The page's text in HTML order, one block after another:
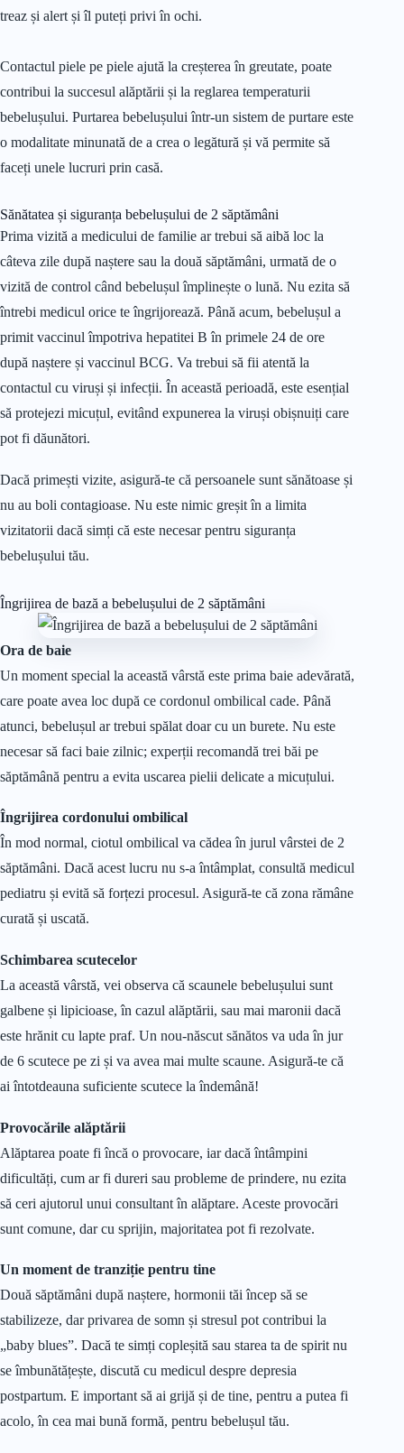
treaz și alert și îl puteți privi în ochi.
Contactul piele pe piele ajută la creșterea în greutate, poate
contribui la succesul alăptării și la reglarea temperaturii
bebelușului. Purtarea bebelușului într-un sistem de purtare este
o modalitate minunată de a crea o legătură și vă permite să
faceți unele lucruri prin casă.
Sănătatea și siguranța bebelușului de 2 săptămâni
Prima vizită a medicului de familie ar trebui să aibă loc la
câteva zile după naștere sau la două săptămâni, urmată de o
vizită de control când bebelușul împlinește o lună. Nu ezita să
întrebi medicul orice te îngrijorează. Până acum, bebelușul a
primit vaccinul împotriva hepatitei B în primele 24 de ore
după naștere și vaccinul BCG. Va trebui să fii atentă la
contactul cu viruși și infecții. În această perioadă, este esențial
să protejezi micuțul, evitând expunerea la viruși obișnuiți care
pot fi dăunători.
Dacă primești vizite, asigură-te că persoanele sunt sănătoase și
nu au boli contagioase. Nu este nimic greșit în a limita
vizitatorii dacă simți că este necesar pentru siguranța
bebelușului tău.
Îngrijirea de bază a bebelușului de 2 săptămâni
Ora de baie
Un moment special la această vârstă este prima baie adevărată,
care poate avea loc după ce cordonul ombilical cade. Până
atunci, bebelușul ar trebui spălat doar cu un burete. Nu este
necesar să faci baie zilnic; experții recomandă trei băi pe
săptămână pentru a evita uscarea pielii delicate a micuțului.
Îngrijirea cordonului ombilical
În mod normal, ciotul ombilical va cădea în jurul vârstei de 2
săptămâni. Dacă acest lucru nu s-a întâmplat, consultă medicul
pediatru și evită să forțezi procesul. Asigură-te că zona rămâne
curată și uscată.
Schimbarea scutecelor
La această vârstă, vei observa că scaunele bebelușului sunt
galbene și lipicioase, în cazul alăptării, sau mai maronii dacă
este hrănit cu lapte praf. Un nou-născut sănătos va uda în jur
de 6 scutece pe zi și va avea mai multe scaune. Asigură-te că
ai întotdeauna suficiente scutece la îndemână!
Provocările alăptării
Alăptarea poate fi încă o provocare, iar dacă întâmpini
dificultăți, cum ar fi dureri sau probleme de prindere, nu ezita
să ceri ajutorul unui consultant în alăptare. Aceste provocări
sunt comune, dar cu sprijin, majoritatea pot fi rezolvate.
Un moment de tranziție pentru tine
Două săptămâni după naștere, hormonii tăi încep să se
stabilizeze, dar privarea de somn și stresul pot contribui la
„baby blues”. Dacă te simți copleșită sau starea ta de spirit nu
se îmbunătățește, discută cu medicul despre depresia
postpartum. E important să ai grijă și de tine, pentru a putea fi
acolo, în cea mai bună formă, pentru bebelușul tău.